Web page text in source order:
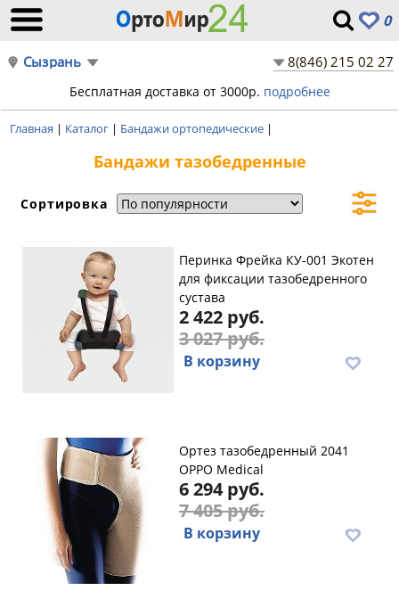
0
Сызрань 8(846) 215 02 27
Бесплатная доставка от 3000р. подробнее
Главная | Каталог | Бандажи ортопедические |
Бандажи тазобедренные
Сортировка
Перинка Фрейка КУ-001 Экотен
для фиксации тазобедренного
сустава
2 422 руб.
3 027 руб.
В корзину
Ортез тазобедренный 2041
OPPO Medical
6 294 руб.
7 405 руб.
В корзину